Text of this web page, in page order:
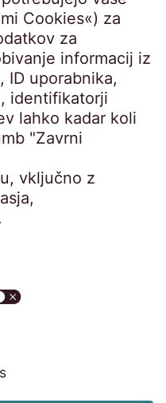
v Sloveniji kakor
in
rešiti neplačane
v stik z nami!